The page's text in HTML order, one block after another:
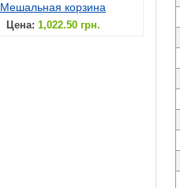
Мешальная корзина
Цена: 1,022.50 грн.